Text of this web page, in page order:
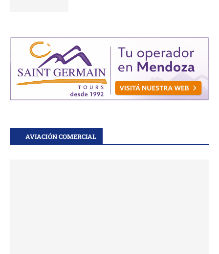
AVIACIÓN COMERCIAL